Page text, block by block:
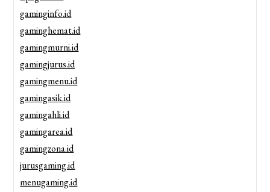
gaminginfo.id
gaminghemat.id
gamingmurni.id
gamingjurus.id
gamingmenu.id
gamingasik.id
gamingahli.id
gamingarea.id
gamingzona.id
jurusgaming.id
menugaming.id